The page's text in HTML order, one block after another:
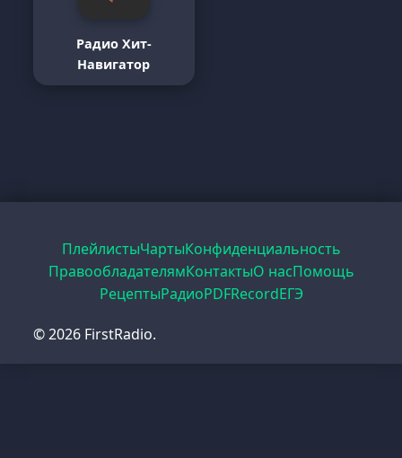
Радио Хит-
Навигатор
ПлейлистыЧартыКонфиденциальность
ПравообладателямКонтактыО насПомощь
РецептыРадиоPDFRecordЕГЭ
© 2026 FirstRadio.